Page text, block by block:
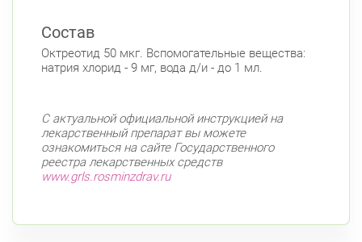
Состав
Октреотид 50 мкг. Вспомогательные вещества:
натрия хлорид - 9 мг, вода д/и - до 1 мл.
С актуальной официальной инструкцией на
лекарственный препарат вы можете
ознакомиться на сайте Государственного
реестра лекарственных средств
www.grls.rosminzdrav.ru